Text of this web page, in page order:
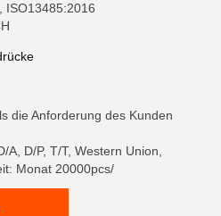
ISO13485:2016
die Anforderung des Kunden
D/P, T/T, Western Union,
Monat 20000pcs/